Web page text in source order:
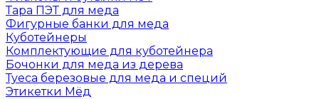
Тара ПЭТ для меда
Фигурные банки для меда
Куботейнеры
Комплектующие для куботейнера
Бочонки для меда из дерева
Туеса березовые для меда и специй
Этикетки Мёд